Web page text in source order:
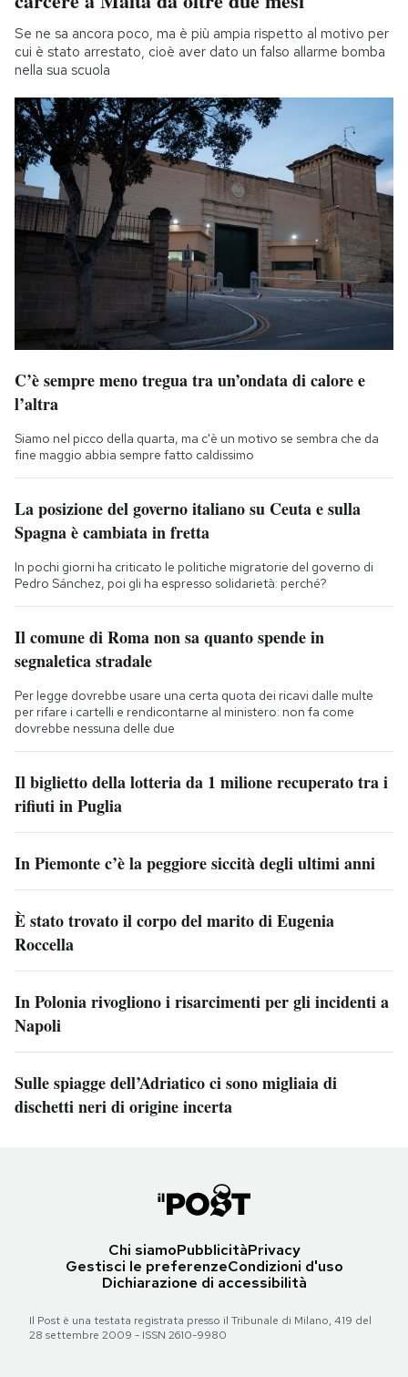
Se ne sa ancora poco, ma è più ampia rispetto al motivo per
cui è stato arrestato, cioè aver dato un falso allarme bomba
nella sua scuola
C’è sempre meno tregua tra un’ondata di calore e
l’altra
Siamo nel picco della quarta, ma c'è un motivo se sembra che da
fine maggio abbia sempre fatto caldissimo
La posizione del governo italiano su Ceuta e sulla
Spagna è cambiata in fretta
In pochi giorni ha criticato le politiche migratorie del governo di
Pedro Sánchez, poi gli ha espresso solidarietà: perché?
Il comune di Roma non sa quanto spende in
segnaletica stradale
Per legge dovrebbe usare una certa quota dei ricavi dalle multe
per rifare i cartelli e rendicontarne al ministero: non fa come
dovrebbe nessuna delle due
Il biglietto della lotteria da 1 milione recuperato tra i
rifiuti in Puglia
In Piemonte c’è la peggiore siccità degli ultimi anni
È stato trovato il corpo del marito di Eugenia
Roccella
In Polonia rivogliono i risarcimenti per gli incidenti a
Napoli
Sulle spiagge dell’Adriatico ci sono migliaia di
dischetti neri di origine incerta
Chi siamoPubblicitàPrivacy
Gestisci le preferenzeCondizioni d'uso
Dichiarazione di accessibilità
Il Post è una testata registrata presso il Tribunale di Milano, 419 del
28 settembre 2009 - ISSN 2610-9980